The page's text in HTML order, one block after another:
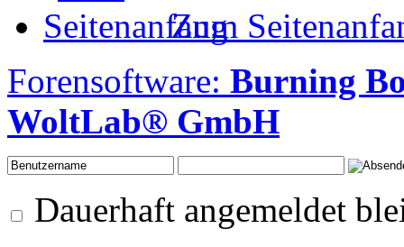
Zum
Forensoftware: Burning
WoltLab® GmbH
Dauerhaft angemeldet